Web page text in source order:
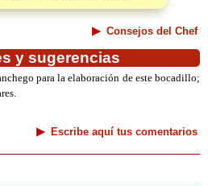
Consejos del Chef
y sugerencias
para la elaboración de este bocadillo;
Escribe aquí tus comentarios